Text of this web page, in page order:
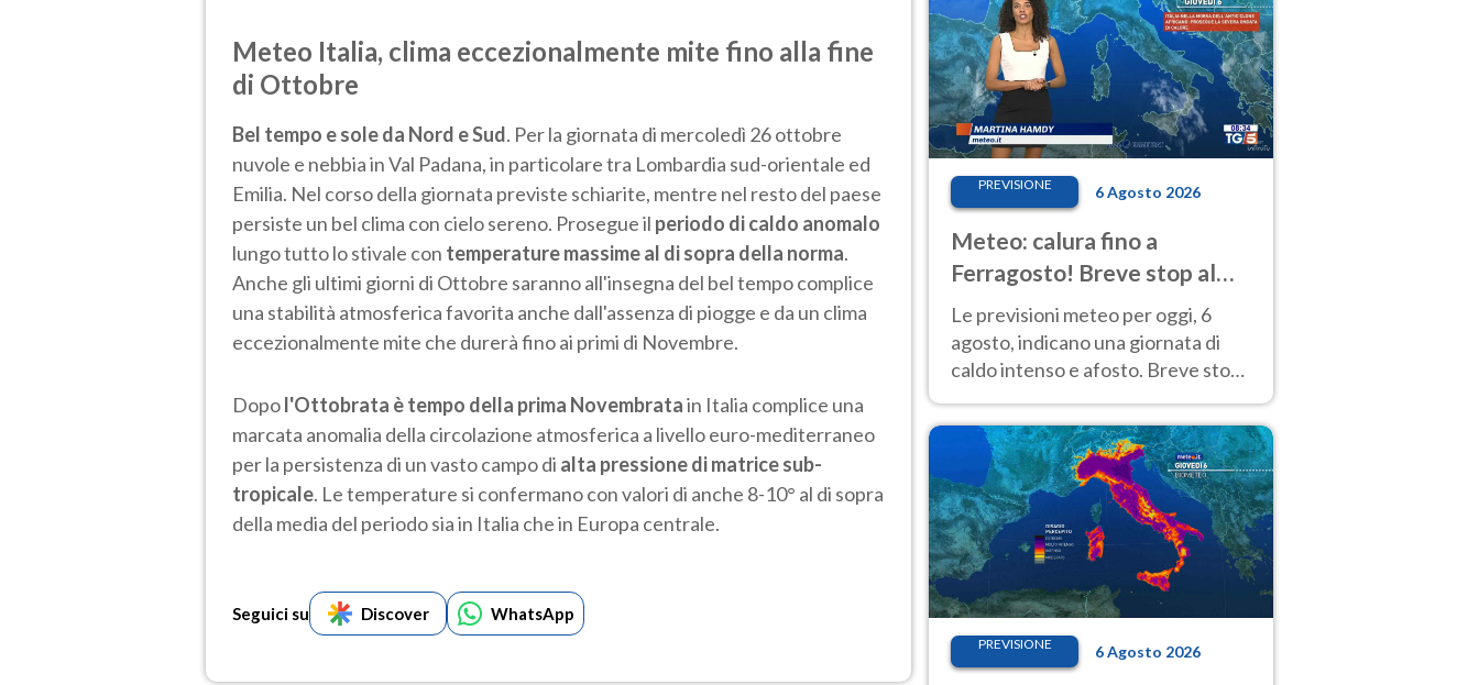
Meteo Italia, clima eccezionalmente mite fino alla fine
di Ottobre
Bel tempo e sole da Nord e Sud. Per la giornata di mercoledì 26 ottobre
nuvole e nebbia in Val Padana, in particolare tra Lombardia sud-orientale ed
Emilia. Nel corso della giornata previste schiarite, mentre nel resto del paese
persiste un bel clima con cielo sereno. Prosegue il periodo di caldo anomalo
lungo tutto lo stivale con temperature massime al di sopra della norma.
Anche gli ultimi giorni di Ottobre saranno all'insegna del bel tempo complice
una stabilità atmosferica favorita anche dall'assenza di piogge e da un clima
eccezionalmente mite che durerà fino ai primi di Novembre.
Dopol'Ottobrata è tempo della prima Novembratain Italia complice una
marcata anomalia della circolazione atmosferica a livello euro-mediterraneo
per la persistenza di un vasto campo di alta pressione di matrice sub-
tropicale. Le temperature si confermano con valori di anche 8-10° al di sopra
della media del periodo sia in Italia che in Europa centrale.
Seguici su Discover WhatsApp
PREVISIONE 6 Agosto 2026
Meteo: calura fino a
Ferragosto! Breve stop al
Nord tra 7 e 9 agosto
Le previsioni meteo per oggi, 6
agosto, indicano una giornata di
caldo intenso e afosto. Breve stop
Nord.
PREVISIONE 6 Agosto 2026